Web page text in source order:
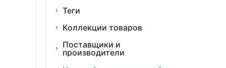
Теги
Коллекции товаров
Поставщики и
производители